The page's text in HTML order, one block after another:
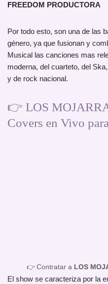
FREEDOM PRODUCTORA
Por todo esto, son una de las
género, ya que fusionan y
Musical las canciones mas
moderna, del cuarteto, del
y de rock nacional.
👉 LOS
Covers en Vivo
👉 Contratar a LOS
El show se caracteriza por la